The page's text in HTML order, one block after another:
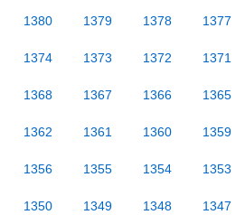
1380 1379 1378 1377
1374 1373 1372 1371
1368 1367 1366 1365
1362 1361 1360 1359
1356 1355 1354 1353
1350 1349 1348 1347